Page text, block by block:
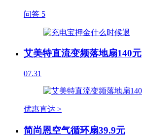
问答 5
艾美特直流变频落地扇140元
07.31
优惠直达 >
简尚恩空气循环扇39.9元